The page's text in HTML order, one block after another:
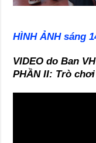
HÌNH ẢNH sáng
VIDEO do Ban
PHẦN II: Trò